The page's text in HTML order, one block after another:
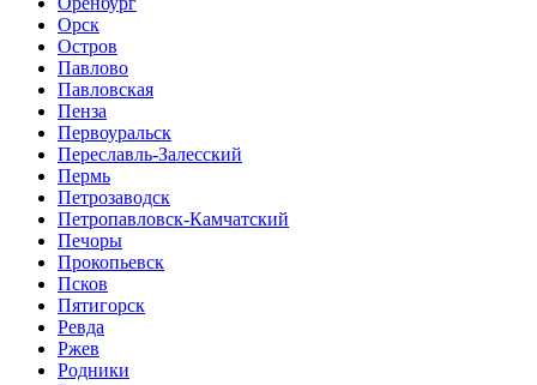
Орск
Остров
Павлово
Павловская
Пенза
Первоуральск
Переславль-Залесский
Пермь
Петрозаводск
Петропавловск-Камчатский
Печоры
Прокопьевск
Псков
Пятигорск
Ревда
Ржев
Родники